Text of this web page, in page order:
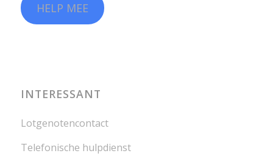
HELP MEE
INTERESSANT
Lotgenotencontact
Telefonische hulpdienst